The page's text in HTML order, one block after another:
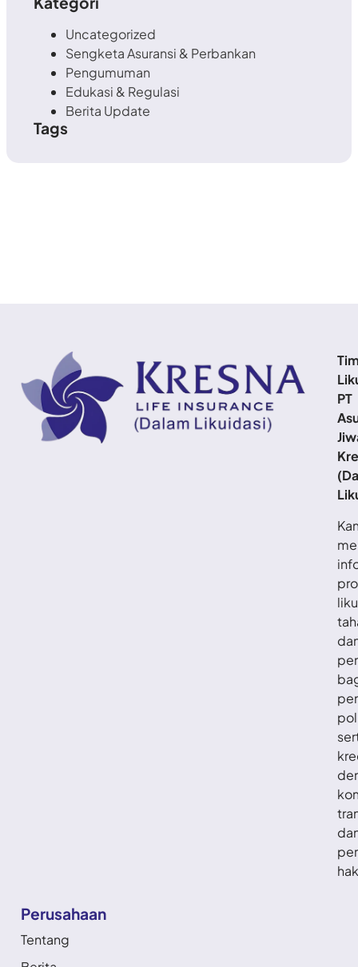
Uncategorized
Sengketa Asuransi & Perbankan
Pengumuman
Edukasi & Regulasi
Berita Update
Tags
PT
Perusahaan
Tentang